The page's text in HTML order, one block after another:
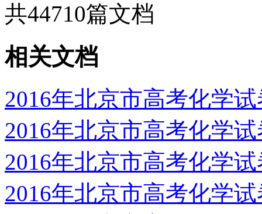
共44710篇文档
相关文档
2016年北京市高考化学
2016年北京市高考化学
2016年北京市高考化学
2016年北京市高考化学